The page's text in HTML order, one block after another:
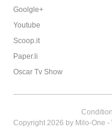
Goolgle+
Youtube
Scoop.it
Paper.li
Oscar Tv Show
Copyright 2026 by Milo-One -